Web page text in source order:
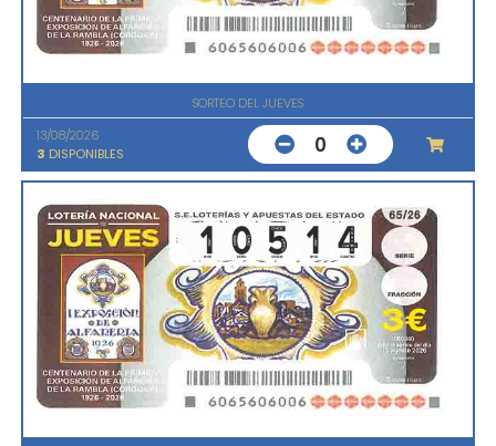
SORTEO DEL JUEVES
13/08/2026
3 DISPONIBLES 0